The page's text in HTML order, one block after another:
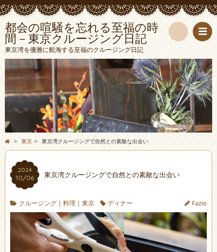
都会の喧騒を忘れる至福の時
間－東京クルージング日記
東京湾を優雅に航海する至福のクルージング日記
索
> 東京 > 東京湾クルージングで自然との素敵な出会い
2024
10/06 東京湾クルージングで自然との素敵な出会い
クルージング| 料理| 東京 ディナー Fazio